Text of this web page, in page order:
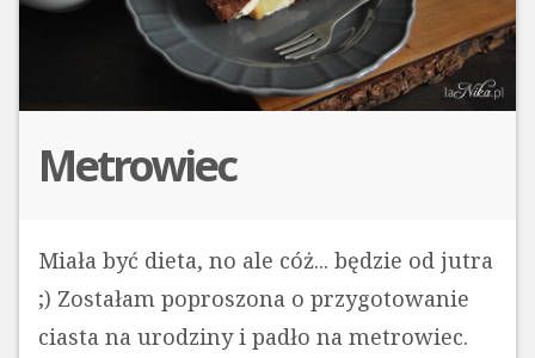
Metrowiec
Miała być dieta, no ale cóż... będzie od jutra
;) Zostałam poproszona o przygotowanie
ciasta na urodziny i padło na metrowiec.